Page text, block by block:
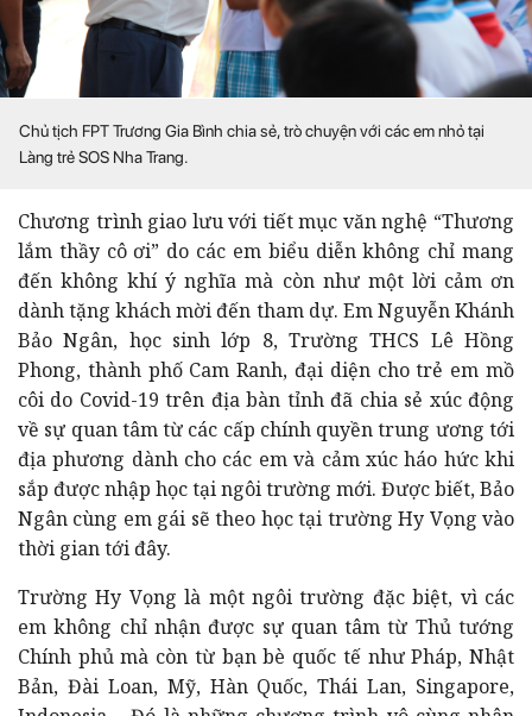
Chủ tịch FPT Trương Gia Bình chia sẻ, trò chuyện với các em nhỏ tại
Làng trẻ SOS Nha Trang.
Chương trình giao lưu với tiết mục văn nghệ “Thương
lắm thầy cô ơi” do các em biểu diễn không chỉ mang
đến không khí ý nghĩa mà còn như một lời cảm ơn
dành tặng khách mời đến tham dự. Em Nguyễn Khánh
Bảo Ngân, học sinh lớp 8, Trường THCS Lê Hồng
Phong, thành phố Cam Ranh, đại diện cho trẻ em mồ
côi do Covid-19 trên địa bàn tỉnh đã chia sẻ xúc động
về sự quan tâm từ các cấp chính quyền trung ương tới
địa phương dành cho các em và cảm xúc háo hức khi
sắp được nhập học tại ngôi trường mới. Được biết, Bảo
Ngân cùng em gái sẽ theo học tại trường Hy Vọng vào
thời gian tới đây.
Trường Hy Vọng là một ngôi trường đặc biệt, vì các
em không chỉ nhận được sự quan tâm từ Thủ tướng
Chính phủ mà còn từ bạn bè quốc tế như Pháp, Nhật
Bản, Đài Loan, Mỹ, Hàn Quốc, Thái Lan, Singapore,